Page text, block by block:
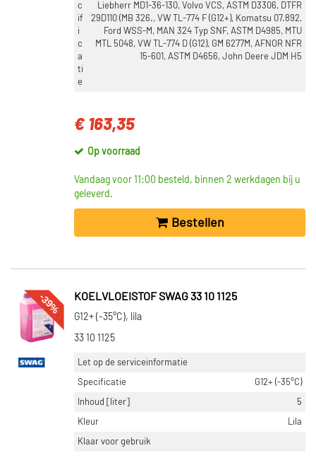
c
if
i
c
a
ti
e
Liebherr MD1-36-130, Volvo VCS, ASTM D3306, DTFR
29D110 (MB 326., VW TL-774 F (G12+), Komatsu 07.892,
Ford WSS-M, MAN 324 Typ SNF, ASTM D4985, MTU
MTL 5048, VW TL-774 D (G12), GM 6277M, AFNOR NFR
15-601, ASTM D4656, John Deere JDM H5
€ 163,35
Op voorraad
Vandaag voor 11:00 besteld, binnen 2 werkdagen bij u
geleverd.
Bestellen
-39% KOELVLOEISTOF SWAG 33 10 1125
G12+ (-35°C), lila
33 10 1125
Let op de serviceinformatie
Specificatie
G12+ (-35°C)
Inhoud [liter]
5
Kleur
Lila
Klaar voor gebruik